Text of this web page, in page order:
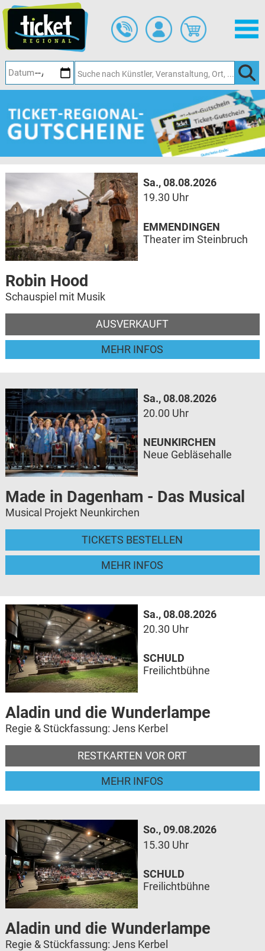
Hauptinhalt
springen
Sa., 08.08.2026
19.30 Uhr
Robin Hood
Schauspiel mit Musik
AUSVERKAUFT
MEHR INFOS
EMMENDINGEN
Theater im Steinbruch
Sa., 08.08.2026
20.00 Uhr
Made in Dagenham - Das Musical
Musical Projekt Neunkirchen
TICKETS BESTELLEN
MEHR INFOS
NEUNKIRCHEN
Neue Gebläsehalle
Sa., 08.08.2026
20.30 Uhr
Aladin und die Wunderlampe
Regie & Stückfassung: Jens Kerbel
RESTKARTEN VOR ORT
MEHR INFOS
SCHULD
Freilichtbühne
So., 09.08.2026
15.30 Uhr
Aladin und die Wunderlampe
Regie & Stückfassung: Jens Kerbel
SCHULD
Freilichtbühne